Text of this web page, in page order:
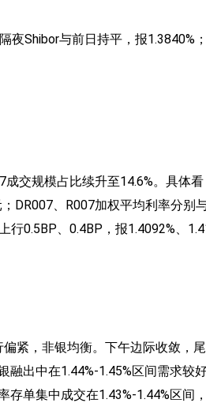
Shibor与前日持平，报1.3840%
交规模占比续升至14.6%。具体
DR007、R007加权平均利率分
0.5BP、0.4BP，报1.4092%、
紧，非银均衡。下午边际收敛，
出中在1.44%-1.45%区间需求
单集中成交在1.43%-1.44%区